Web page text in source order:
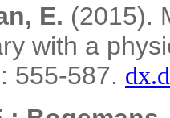
E. (2015).
with a
: 555-587.